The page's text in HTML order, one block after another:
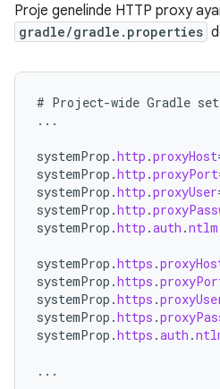
Proje genelinde HTTP proxy
gradle/gradle.properties
# Project-wide Gradle
...
systemProp .http .proxyHost
systemProp .http .proxyPort
systemProp .http .proxyUser
systemProp .http .
systemProp .http .auth .ntlm
systemProp .https .
systemProp .https .
systemProp .https .
systemProp .https .
systemProp .https .auth .
...